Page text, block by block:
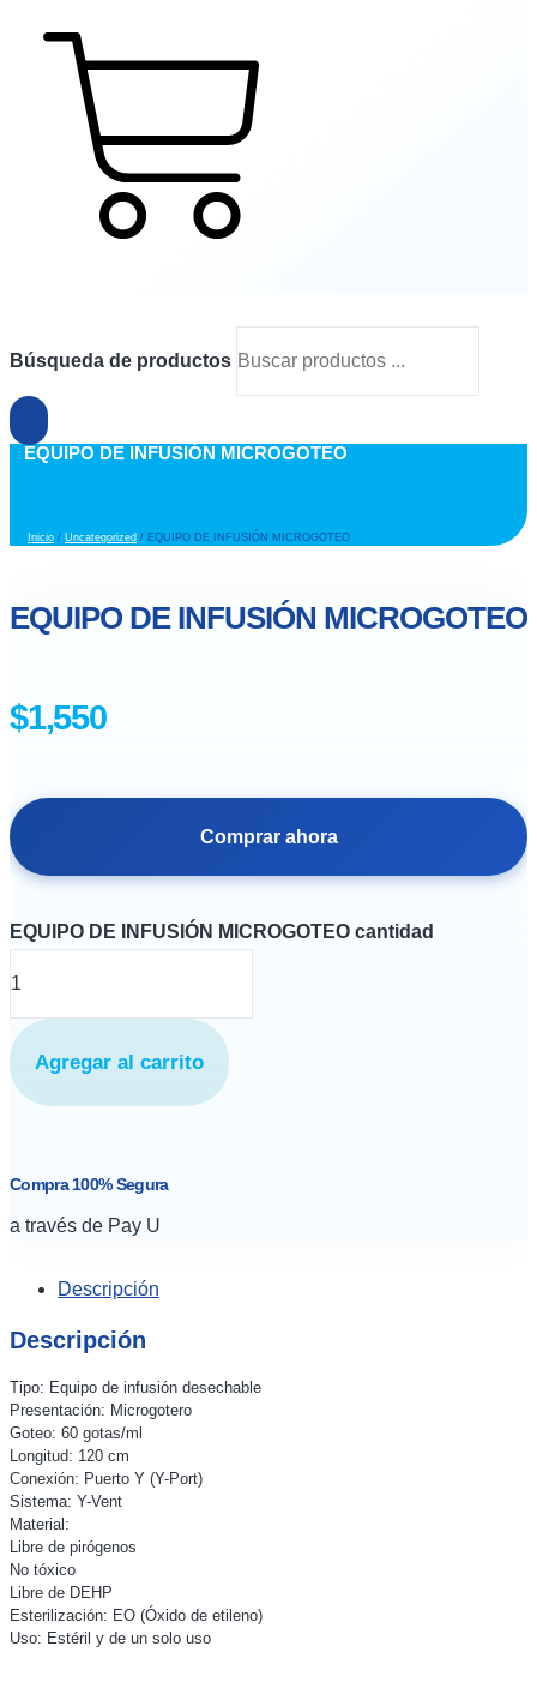
Búsqueda de productos
EQUIPO DE INFUSIÓN MICROGOTEO
Inicio / Uncategorized / EQUIPO DE INFUSIÓN MICROGOTEO
EQUIPO DE INFUSIÓN MICROGOTEO
$1,550
Comprar ahora
EQUIPO DE INFUSIÓN MICROGOTEO cantidad
Agregar al carrito
Compra 100% Segura
a través de Pay U
Descripción
Descripción
Tipo: Equipo de infusión desechable
Presentación: Microgotero
Goteo: 60 gotas/ml
Longitud: 120 cm
Conexión: Puerto Y (Y-Port)
Sistema: Y-Vent
Material:
Libre de pirógenos
No tóxico
Libre de DEHP
Esterilización: EO (Óxido de etileno)
Uso: Estéril y de un solo uso